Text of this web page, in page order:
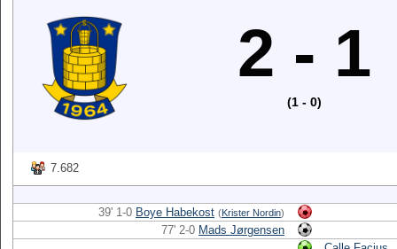
2 - 1
(1 - 0)
7.682
39' 1-0 Boye Habekost (Krister Nordin)
77' 2-0 Mads Jørgensen